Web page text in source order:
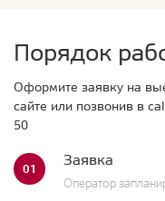
Порядок
Оформите заявку на
сайте или позвонив в
50
01 Заявка
Оператор